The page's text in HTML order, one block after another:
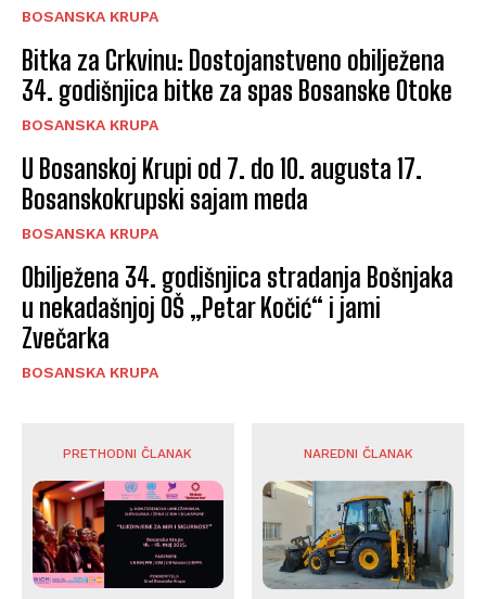
BOSANSKA KRUPA
Bitka za Crkvinu: Dostojanstveno obilježena
34. godišnjica bitke za spas Bosanske Otoke
BOSANSKA KRUPA
U Bosanskoj Krupi od 7. do 10. augusta 17.
Bosanskokrupski sajam meda
BOSANSKA KRUPA
Obilježena 34. godišnjica stradanja Bošnjaka
u nekadašnjoj OŠ „Petar Kočić“ i jami
Zvečarka
BOSANSKA KRUPA
PRETHODNI ČLANAK NAREDNI ČLANAK